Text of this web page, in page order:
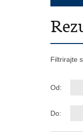
Filtrirajte
Od:
Do: